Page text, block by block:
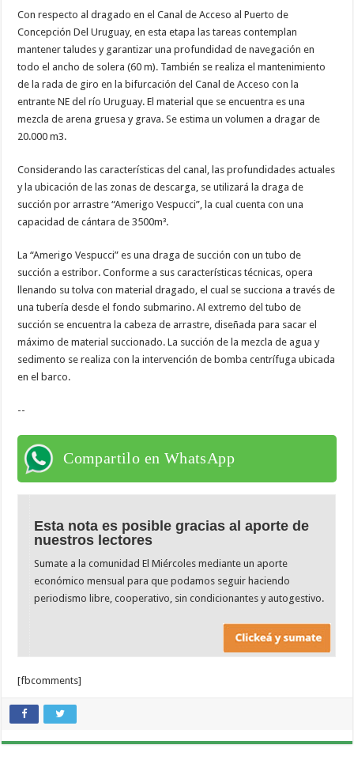
Con respecto al dragado en el Canal de Acceso al Puerto de
Concepción Del Uruguay, en esta etapa las tareas contemplan
mantener taludes y garantizar una profundidad de navegación en
todo el ancho de solera (60 m). También se realiza el mantenimiento
de la rada de giro en la bifurcación del Canal de Acceso con la
entrante NE del río Uruguay. El material que se encuentra es una
mezcla de arena gruesa y grava. Se estima un volumen a dragar de
20.000 m3.
Considerando las características del canal, las profundidades actuales
y la ubicación de las zonas de descarga, se utilizará la draga de
succión por arrastre “Amerigo Vespucci”, la cual cuenta con una
capacidad de cántara de 3500m³.
La “Amerigo Vespucci” es una draga de succión con un tubo de
succión a estribor. Conforme a sus características técnicas, opera
llenando su tolva con material dragado, el cual se succiona a través de
una tubería desde el fondo submarino. Al extremo del tubo de
succión se encuentra la cabeza de arrastre, diseñada para sacar el
máximo de material succionado. La succión de la mezcla de agua y
sedimento se realiza con la intervención de bomba centrífuga ubicada
en el barco.
--
Compartilo en WhatsApp
Esta nota es posible gracias al aporte de
nuestros lectores
Sumate a la comunidad El Miércoles mediante un aporte
económico mensual para que podamos seguir haciendo
periodismo libre, cooperativo, sin condicionantes y autogestivo.
[fbcomments]